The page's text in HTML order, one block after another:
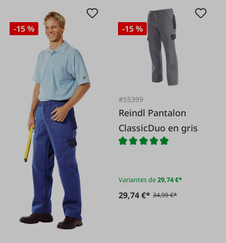
-15 % -15 %
#55399
Reindl Pantalon
ClassicDuo en gris
Variantes de29,74 €*
29,74 €* 34,99 €*